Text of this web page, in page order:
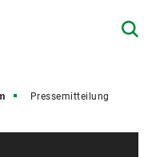
Pressemitteilung